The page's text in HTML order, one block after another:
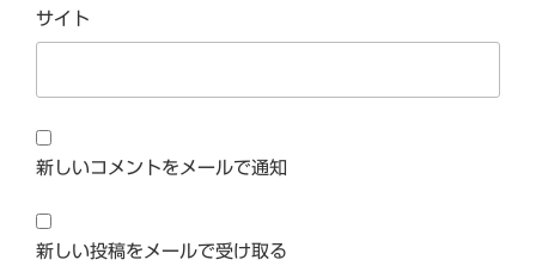
サイト
新しいコメントをメールで通知
新しい投稿をメールで受け取る